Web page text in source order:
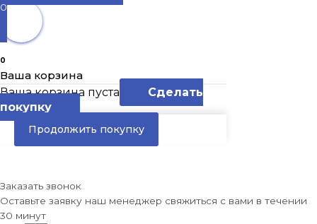
0
0
Ваша корзина
Ваша корзина пуста
Сделать
покупку
Продолжить покупку
Заказать звонок
Оставьте заявку наш менеджер свяжиться с вами в течении
30 минут